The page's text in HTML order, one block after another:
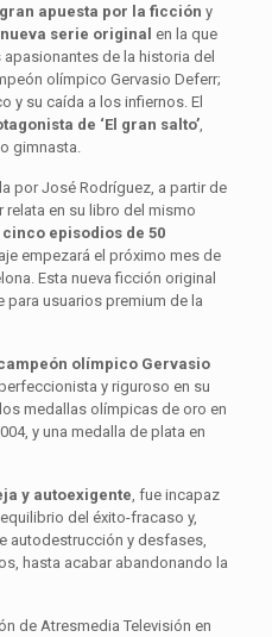
apuesta por la ficción y
nueva serie original en la que
de la historia del
olímpico Gervasio Deferr;
y su caída a los infiernos. El
de ‘El gran salto’,
gimnasta.
por José Rodríguez, a partir de
en su libro del mismo
episodios de 50
empezará el próximo mes de
Esta nueva ficción original
usuarios premium de la
olímpico Gervasio
y riguroso en su
medallas olímpicas de oro en
y una medalla de plata en
y autoexigente , fue incapaz
del éxito-fracaso y,
autodestrucción y desfases,
hasta acabar abandonando la
de Atresmedia Televisión en